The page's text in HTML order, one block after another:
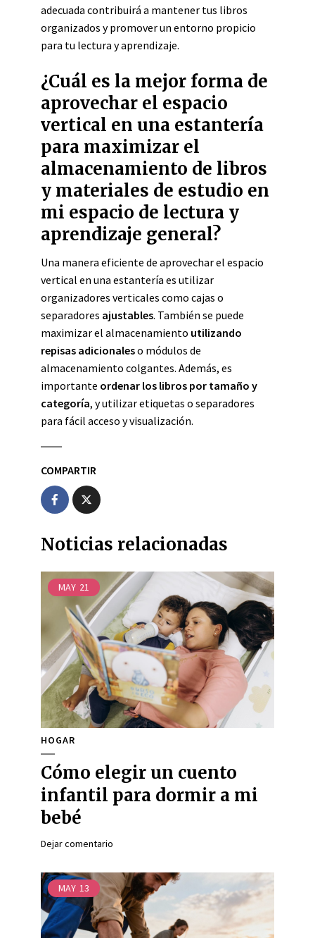
adecuada contribuirá a mantener tus libros
organizados y promover un entorno propicio
para tu lectura y aprendizaje.
¿Cuál es la mejor forma de
aprovechar el espacio
vertical en una estantería
para maximizar el
almacenamiento de libros
y materiales de estudio en
mi espacio de lectura y
aprendizaje general?
Una manera eficiente de aprovechar el espacio
vertical en una estantería es utilizar
organizadores verticales como cajas o
separadores ajustables. También se puede
maximizar el almacenamiento utilizando
repisas adicionaleso módulos de
almacenamiento colgantes. Además, es
importante ordenar los libros por tamaño y
categoría, y utilizar etiquetas o separadores
para fácil acceso y visualización.
COMPARTIR
Noticias relacionadas
MAY 21
HOGAR
Cómo elegir un cuento
infantil para dormir a mi
bebé
Dejar comentario
MAY 13